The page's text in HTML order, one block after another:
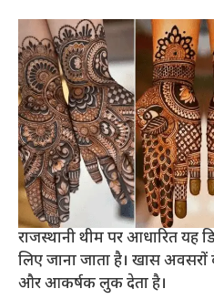
राजस्थानी थीम पर आधारित यह
लिए जाना जाता है। खास अवसरों
और आकर्षक लुक देता है।